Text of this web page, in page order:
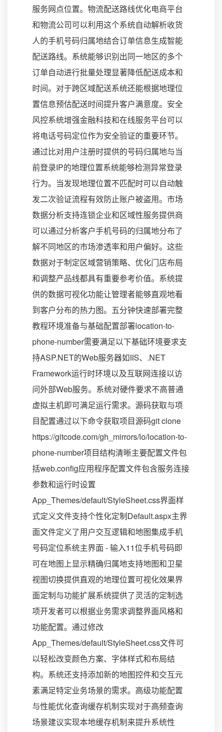
服务网点位置。物流配送路线优化电商平台
和物流公司可以利用这个系统自动解析收货
人的手机号码归属地结合订单信息生成智能
配送路线。系统能够识别出同一地区的多个
订单自动进行批量处理显著降低配送成本和
时间。对于跨区域配送系统还能根据地理位
置信息预估配送时间提升客户满意度。安全
风控系统增强金融科技和在线服务平台可以
将电话号码定位作为安全验证的重要环节。
通过比对用户注册时提供的号码归属地与当
前登录IP的地理位置系统能够检测异常登录
行为。当发现地理位置不匹配时可以自动触
发二次验证流程有效防止账户被盗用。市场
数据分析支持连锁企业和区域性服务提供商
可以通过分析客户手机号码的归属地分布了
解不同地区的市场渗透率和用户偏好。这些
数据对于制定区域营销策略、优化门店布局
和调整产品线都具有重要参考价值。系统提
供的数据可视化功能让管理者能够直观地看
到客户分布的热力图。五分钟快速部署完整
教程环境准备与基础配置部署location-to-
phone-number需要满足以下基础环境要求支
持ASP.NET的Web服务器如IIS、.NET
Framework运行时环境以及互联网连接以访
问外部Web服务。系统对硬件要求不高普通
虚拟主机即可满足运行需求。源码获取与项
目配置通过以下命令获取项目源码git clone
https://gitcode.com/gh_mirrors/lo/location-to-
phone-number项目结构清晰主要配置文件包
括web.config应用程序配置文件包含服务连接
参数和运行时设置
App_Themes/default/StyleSheet.css界面样
式定义文件支持个性化定制Default.aspx主界
面文件定义了用户交互逻辑和地图集成手机
号码定位系统主界面 - 输入11位手机号码即
可在地图上显示精确归属地支持地图和卫星
视图切换提供直观的地理位置可视化效果界
面定制与功能扩展系统提供了灵活的定制选
项开发者可以根据业务需求调整界面风格和
功能配置。通过修改
App_Themes/default/StyleSheet.css文件可
以轻松改变颜色方案、字体样式和布局结
构。系统还支持添加新的地图控件和交互元
素满足特定业务场景的需求。高级功能配置
与性能优化查询缓存机制实现对于高频查询
场景建议实现本地缓存机制来提升系统性